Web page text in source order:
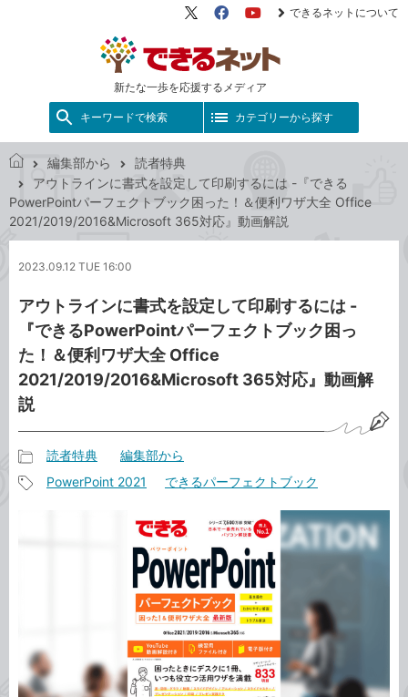
新たな一歩を応援するメディア
X（旧
FacebookYouTube
できるネットについて
キーワードで検索 カテゴリーから探す
で
き
る
ト
編集部から
読者特典
アウトラインに書式を設定して印刷するには -『できる
PowerPointパーフェクトブック困った！＆便利ワザ大全 Office
2021/2019/2016&Microsoft 365対応』動画解説
2023.09.12 TUE 16:00
アウトラインに書式を設定して印刷するには -
『できるPowerPointパーフェクトブック困っ
た！＆便利ワザ大全 Office
2021/2019/2016&Microsoft 365対応』動画解
説
事
読者特典 編集部から
PowerPoint 2021 できるパーフェクトブック